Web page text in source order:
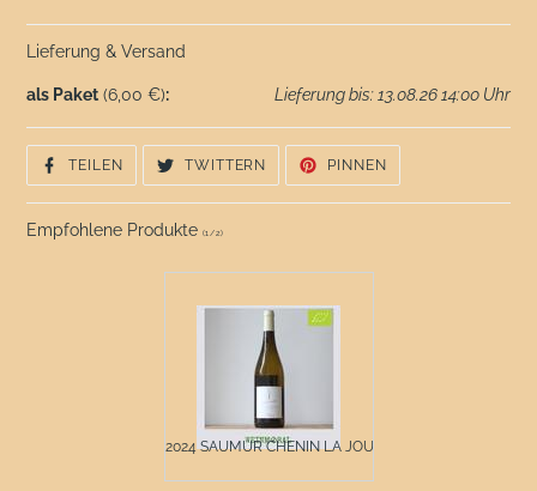
Lieferung & Versand
als Paket (6,00 €): Lieferung bis: 13.08.26 14:00 Uhr
TEILENAUF
FACEBOOK
TEILEN
TWITTERN
TWITTER
TWITTERN
PINNEN
PINNEN
Empfohlene Produkte (1/2)
2024 SAUMUR CHENIN LA JOU...